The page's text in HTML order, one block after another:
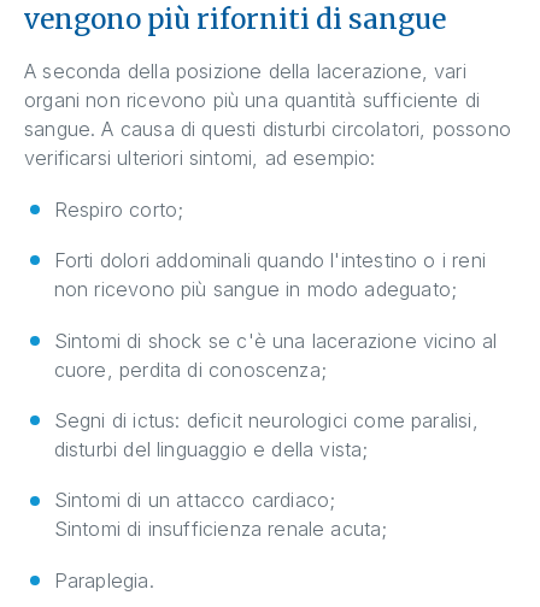
vengono più riforniti di sangue
A seconda della posizione della lacerazione, vari
organi non ricevono più una quantità sufficiente di
sangue. A causa di questi disturbi circolatori, possono
verificarsi ulteriori sintomi, ad esempio:
Respiro corto;
Forti dolori addominali quando l'intestino o i reni
non ricevono più sangue in modo adeguato;
Sintomi di shock se c'è una lacerazione vicino al
cuore, perdita di conoscenza;
Segni di ictus: deficit neurologici come paralisi,
disturbi del linguaggio e della vista;
Sintomi di un attacco cardiaco;
Sintomi di insufficienza renale acuta;
Paraplegia.